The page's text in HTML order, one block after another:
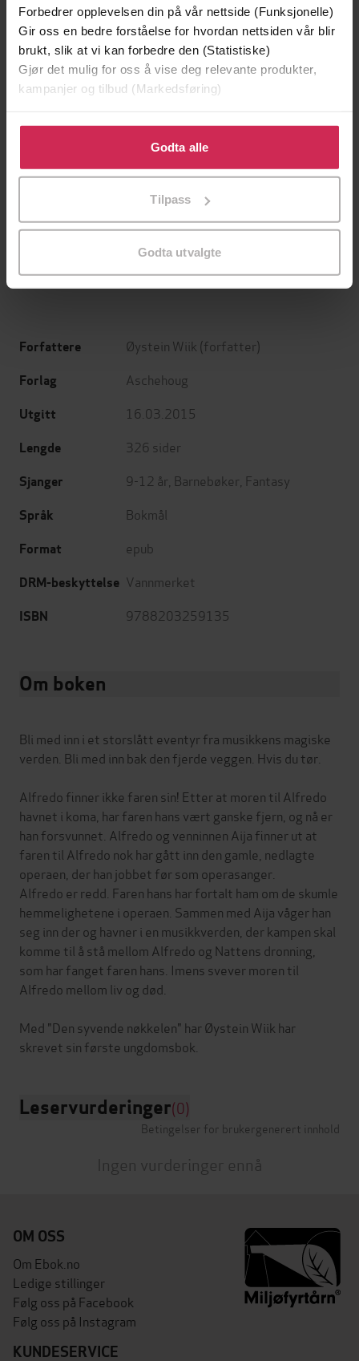
Forbedrer opplevelsen din på vår nettside (Funksjonelle)
Gir oss en bedre forståelse for hvordan nettsiden vår blir
brukt, slik at vi kan forbedre den (Statistiske)
Gjør det mulig for oss å vise deg relevante produkter,
kampanjer og tilbud (Markedsføring)
Klikk på «Godta alle» for å gi oss ditt samtykke til å
bruke cookies for alle disse formålene. Du kan også
tilpasse ditt samtykke til spesifikke formål ved å klikke
Godta alle
Tilpass
Godta utvalgte
Elefanten som gjerne ville sove
Snøsøsteren
Forfattere Øystein Wiik (forfatter)
Forlag Aschehoug
Utgitt 16.03.2015
Lengde 326 sider
Sjanger 9-12 år Barnebøker Fantasy
Språk Bokmål
Format epub
DRM-beskyttelse Vannmerket
ISBN 9788203259135
Om boken
Bli med inn i et storslått eventyr fra musikkens magiske
verden. Bli med inn bak den fjerde veggen. Hvis du tør.
Alfredo finner ikke faren sin! Etter at moren til Alfredo
havnet i koma, har faren hans vært ganske fjern, og nå er
han forsvunnet. Alfredo og venninnen Aija finner ut at
faren til Alfredo nok har gått inn den gamle, nedlagte
operaen, der han jobbet før som operasanger.
Alfredo er redd. Faren hans har fortalt ham om de skumle
hemmelighetene i operaen. Sammen med Aija våger han
seg inn der og havner i en musikkverden, der kampen skal
komme til å stå mellom Alfredo og Nattens dronning,
som har fanget faren hans. Imens svever moren til
Alfredo mellom liv og død.
Med "Den syvende nøkkelen" har Øystein Wiik har
Leservurderinger(0)
Betingelser for brukergenerert innhold
Ingen vurderinger ennå
OM OSS
Om Ebok.no
Ledige stillinger
Følg oss på Facebook
Følg oss på Instagram
KUNDESERVICE